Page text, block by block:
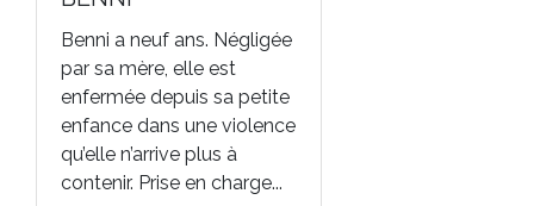
Benni a neuf ans. Négligée
par sa mère, elle est
enfermée depuis sa petite
enfance dans une violence
qu’elle n’arrive plus à
contenir. Prise en charge...